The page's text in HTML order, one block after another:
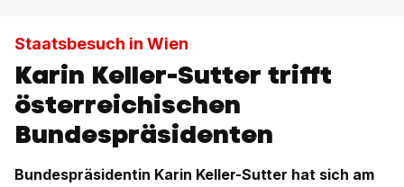
Staatsbesuch in Wien
Karin Keller-Sutter trifft
österreichischen
Bundespräsidenten
Bundespräsidentin Karin Keller-Sutter hat sich am